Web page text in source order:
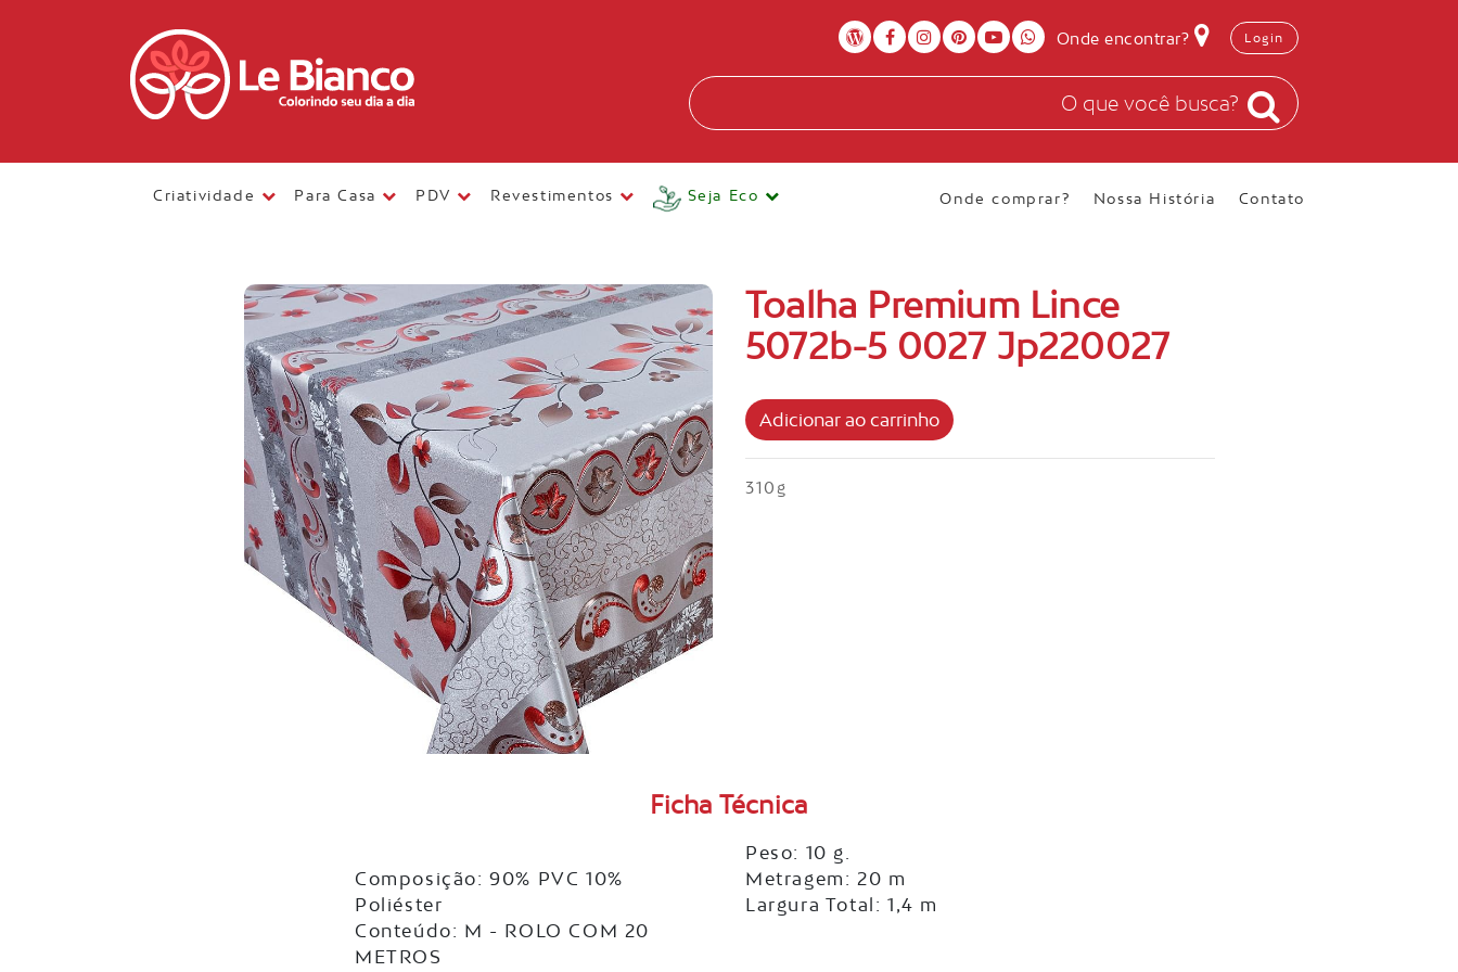
Onde encontrar? Login
Criatividade Para Casa PDV Revestimentos Seja Eco Onde comprar? Nossa História Contato
Toalha Premium Lince
5072b-5 0027 Jp220027
310g
Ficha Técnica
Composição: 90% PVC 10%
Poliéster
Conteúdo: M - ROLO COM 20
METROS
Peso: 10 g.
Metragem: 20 m
Largura Total: 1,4 m